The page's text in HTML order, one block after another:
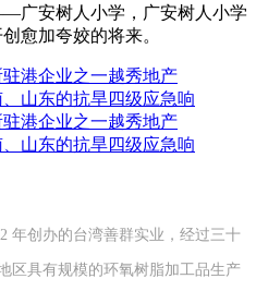
广安树人小学，广安树人小学
愈加夸姣的将来。
港企业之一越秀地产
山东的抗旱四级应急响
港企业之一越秀地产
山东的抗旱四级应急响
年创办的台湾善群实业，经过三十
区具有规模的环氧树脂加工品生产